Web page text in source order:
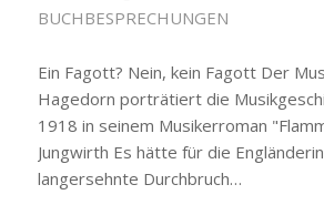
BUCHBESPRECHUNGEN
Ein Fagott? Nein, kein Fagott Der
Hagedorn porträtiert die
1918 in seinem Musikerroman
Jungwirth Es hätte für die
langersehnte Durchbruch…